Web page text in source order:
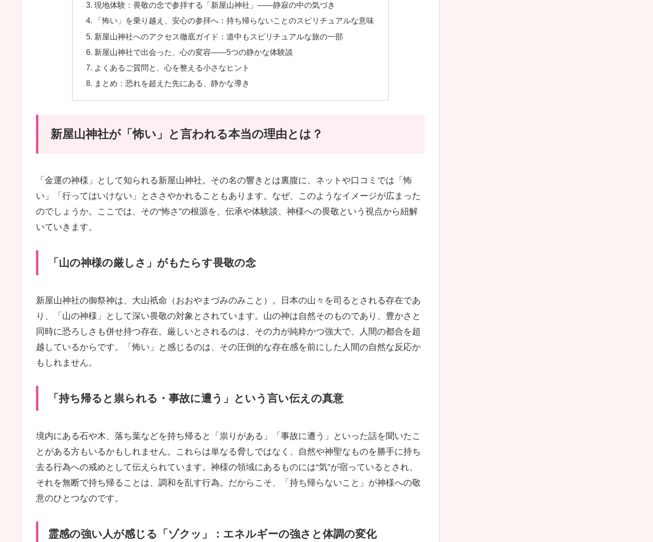
現地体験：畏敬の念で参拝する「新屋山神社」――静寂の中の気づき
「怖い」を乗り越え、安心の参拝へ：持ち帰らないことのスピリチュアルな意味
新屋山神社へのアクセス徹底ガイド：道中もスピリチュアルな旅の一部
新屋山神社で出会った、心の変容――5つの静かな体験談
よくあるご質問と、心を整える小さなヒント
まとめ：恐れを超えた先にある、静かな導き
新屋山神社が「怖い」と言われる本当の理由とは？
「金運の神様」として知られる新屋山神社。その名の響きとは裏腹に、ネットや口コミでは「怖
い」「行ってはいけない」とささやかれることもあります。なぜ、このようなイメージが広まった
のでしょうか。ここでは、その“怖さ”の根源を、伝承や体験談、神様への畏敬という視点から紐解
いていきます。
「山の神様の厳しさ」がもたらす畏敬の念
新屋山神社の御祭神は、大山祇命（おおやまづみのみこと）。日本の山々を司るとされる存在であ
り、「山の神様」として深い畏敬の対象とされています。山の神は自然そのものであり、豊かさと
同時に恐ろしさも併せ持つ存在。厳しいとされるのは、その力が純粋かつ強大で、人間の都合を超
越しているからです。「怖い」と感じるのは、その圧倒的な存在感を前にした人間の自然な反応か
もしれません。
「持ち帰ると祟られる・事故に遭う」という言い伝えの真意
境内にある石や木、落ち葉などを持ち帰ると「祟りがある」「事故に遭う」といった話を聞いたこ
とがある方もいるかもしれません。これらは単なる脅しではなく、自然や神聖なものを勝手に持ち
去る行為への戒めとして伝えられています。神様の領域にあるものには“気”が宿っているとされ、
それを無断で持ち帰ることは、調和を乱す行為。だからこそ、「持ち帰らないこと」が神様への敬
意のひとつなのです。
霊感の強い人が感じる「ゾクッ」：エネルギーの強さと体調の変化